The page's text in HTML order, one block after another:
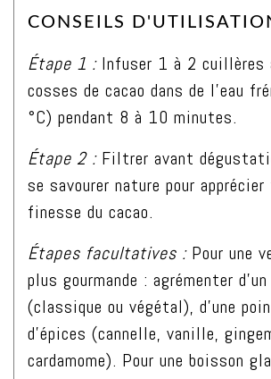
CONSEILS
Étape 1 : Infuser 1 à 2 cuillères
cosses de cacao dans de l’eau
°C) pendant 8 à 10 minutes.
Étape 2 : Filtrer avant
se savourer nature pour
finesse du cacao.
Étapes facultatives : Pour une
plus gourmande : agrémenter
(classique ou végétal), d’une
d’épices (cannelle, vanille,
cardamome). Pour une boisson